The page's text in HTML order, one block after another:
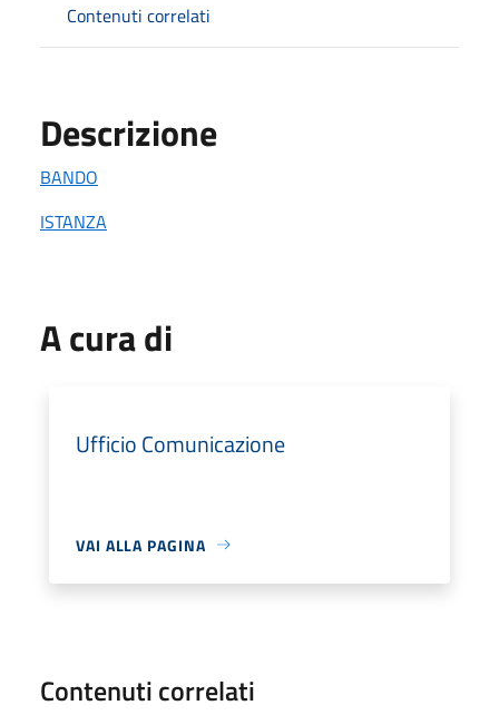
Contenuti correlati
Descrizione
BANDO
ISTANZA
A cura di
Ufficio Comunicazione
VAI ALLA PAGINA
Contenuti correlati